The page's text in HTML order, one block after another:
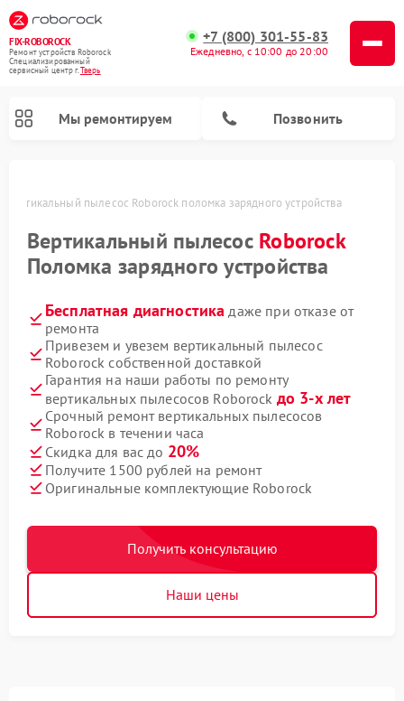
FIX-ROBOROCK
Ремонт устройств Roborock
Специализированный
cервисный центр г.Тверь
+7 (800) 301-55-83
Ежедневно, с 10:00 до 20:00
Мы ремонтируем Позвонить
Вертикальный пылесос Roborock поломка зарядного устройства
Вертикальный пылесос Roborock
Поломка зарядного устройства
Бесплатная диагностика даже при отказе от
ремонта
Привезем и увезем вертикальный пылесос
Roborock собственной доставкой
Гарантия на наши работы по ремонту
вертикальных пылесосов Roborock до 3-х лет
Срочный ремонт вертикальных пылесосов
Roborock в течении часа
Скидка для вас до 20%
Получите 1500 рублей на ремонт
Оригинальные комплектующие Roborock
Получить консультацию
Наши цены